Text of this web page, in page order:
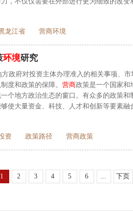
龙江省 营商环境
环境研究
方政府对投资主体办理准入的相关事项、
度和政策的保障。 营商政策是一个国家和
个地方政治生态的窗口。有众多的政策
够使大量资金、科技、人才和创新等要素
资 政策路径 营商政策
1 2 3 4 5 6 ... 下页